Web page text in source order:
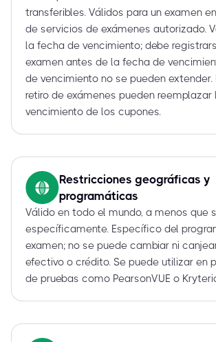
transferibles. Válidos para un examen
de servicios de exámenes autorizado.
la fecha de vencimiento; debe
examen antes de la fecha de
de vencimiento no se pueden
retiro de exámenes pueden
vencimiento de los cupones.
Restricciones geográficas y
programáticas
Válido en todo el mundo, a menos que
específicamente. Específico del
examen; no se puede cambiar ni
efectivo o crédito. Se puede utilizar en
de pruebas como PearsonVUE o